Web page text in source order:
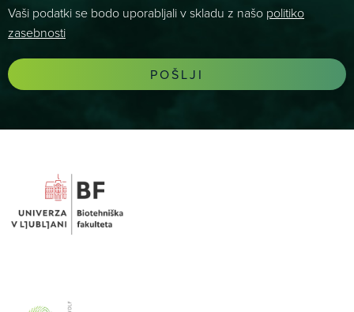
Vaši podatki se bodo uporabljali v skladu z našo politiko
zasebnosti
POŠLJI